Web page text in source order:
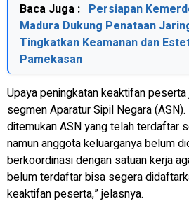
Baca Juga : Persiapan
Madura Dukung Penataan
Tingkatkan Keamanan dan
Pamekasan
Upaya peningkatan keaktifan
segmen Aparatur Sipil Negara
ditemukan ASN yang telah terdaftar
namun anggota keluarganya belum
berkoordinasi dengan satuan kerja
belum terdaftar bisa segera
keaktifan peserta,” jelasnya.